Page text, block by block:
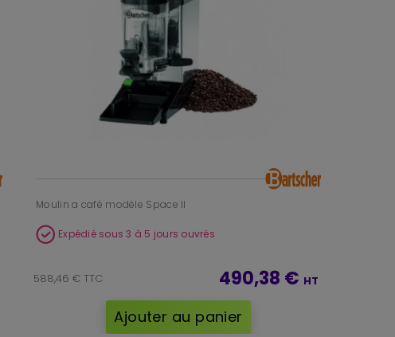
Moulin a café modèle Space II
Expédié sous 3 à 5 jours ouvrés
588,46 € TTC 490,38 € HT
Ajouter au panier